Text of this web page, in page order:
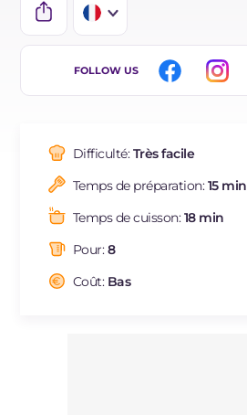
IT
DE
BR
NL
FOLLOW US
Difficulté:Très facile
Temps de préparation:15 min
Temps de cuisson:18 min
Pour:8
Coût: Bas